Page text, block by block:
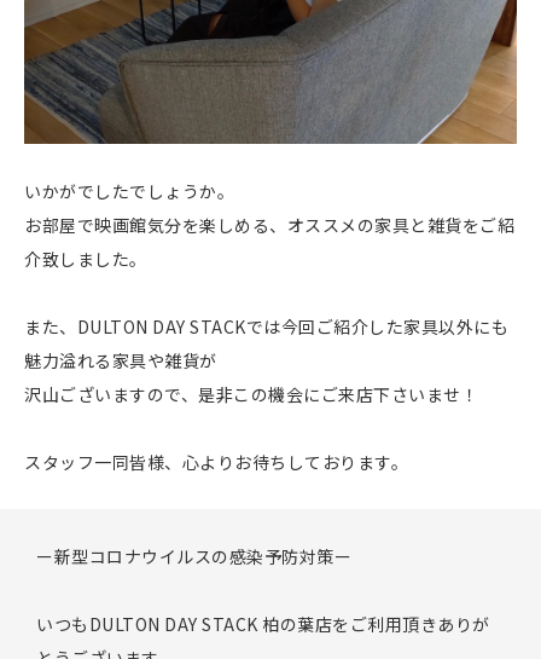
いかがでしたでしょうか。
お部屋で映画館気分を楽しめる、オススメの家具と雑貨をご紹
介致しました。
また、DULTON DAY STACKでは今回ご紹介した家具以外にも
魅力溢れる家具や雑貨が
沢山ございますので、是非この機会にご来店下さいませ！
スタッフ一同皆様、心よりお待ちしております。
ー新型コロナウイルスの感染予防対策ー
いつもDULTON DAY STACK 柏の葉店をご利用頂きありが